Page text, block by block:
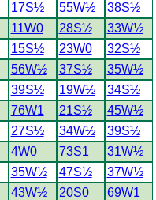
17S½ 55W½
38S½
11W0 28S½
33W½
15S½ 23W0
32S½
56W½ 37S½
35W½
39S½ 19W½
34S½
76W1 21S½
45W½
27S½ 34W½
39S½
4W0 73S1
31W½
35W½ 47S½
37W½
43W½ 20S0
69W1